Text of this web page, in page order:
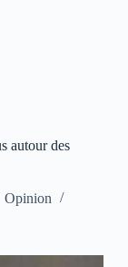
autour des
Opinion